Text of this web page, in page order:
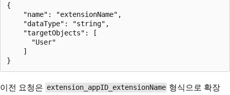
{
    "name": "extensionName",
    "dataType": "string",
    "targetObjects": [
      "User"
    ]
이전 요청은 extension_appID_extensionName 형식으로 확장